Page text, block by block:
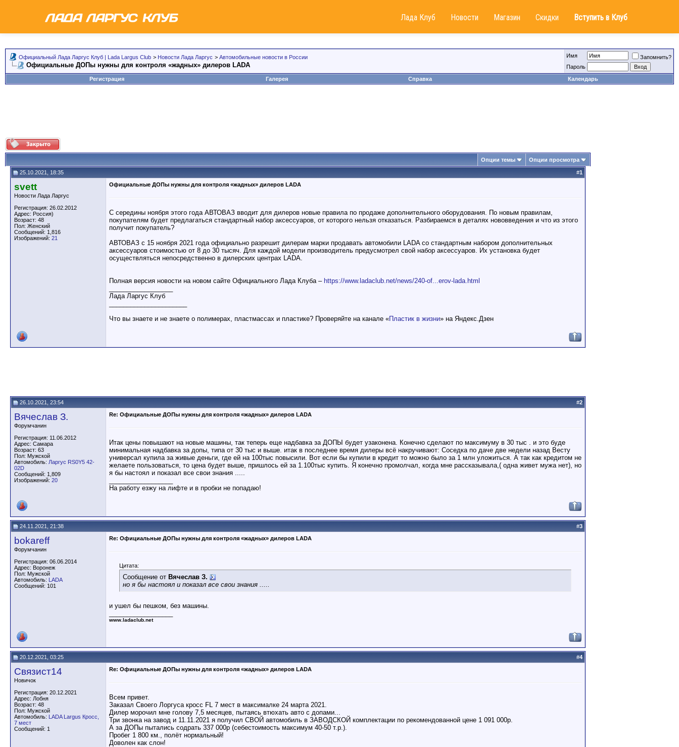
Лада Клуб Новости Магазин Скидки Вступить в Клуб
Официальный Лада Ларгус Клуб | Lada Largus Club > Новости Лада Ларгус > Автомобильные новости в России
Официальные ДОПы нужны для контроля «жадных» дилеров LADA
Имя
Запомнить?
Пароль
Регистрация
Галерея Справка Календарь
Опции темы Опции просмотра
25.10.2021, 18:35 #1
svett
Новости Лада Ларгус
Регистрация: 26.02.2012
Адрес: Россия)
Возраст: 48
Пол: Женский
Сообщений: 1,816
Изображений: 21
Официальные ДОПы нужны для контроля «жадных» дилеров LADA
С середины ноября этого года АВТОВАЗ вводит для дилеров новые правила по продаже дополнительного оборудования. По новым правилам,
покупателям будет предлагаться стандартный набор аксессуаров, от которого нельзя отказаться. Разбираемся в деталях нововведения и что из этого
получит покупатель?
АВТОВАЗ с 15 ноября 2021 года официально разрешит дилерам марки продавать автомобили LADA со стандартным набором дополнительных
аксессуаров стоимостью от 8 до 30 тысяч. Для каждой модели производитель предусмотрел свой набор аксессуаров. Их установка будет
осуществляться непосредственно в дилерских центрах LADA.
Полная версия новости на новом сайте Официального Лада Клуба – https://www.ladaclub.net/news/240-of...erov-lada.html
Лада Ларгус Клуб
Что вы знаете и не знаете о полимерах, пластмассах и пластике? Проверяйте на канале «Пластик в жизни» на Яндекс.Дзен
26.10.2021, 23:54 #2
Вячеслав З.
Форумчанин
Регистрация: 11.06.2012
Адрес: Самара
Возраст: 63
Пол: Мужской
Автомобиль: Ларгус RS0Y5 42-
02D
Сообщений: 1,809
Изображений: 20
Re: Официальные ДОПы нужны для контроля «жадных» дилеров LADA
Итак цены повышают на новые машины, так теперь еще надбавка за ДОПЫ будет узаконена. Конечно сделают по максимуму в 30 тыс . и это буде
минимальная надбавка за допы, типа от 30 тыс и выше. итак в последнее время дилеры всё накручивают: Соседка по даче две недели назад Весту
универсал купила за живые деньги, где ей на 100тыс повысили. Вот если бы купили в кредит то можно было за 1 млн уложиться. А так как кредитом не
желаете пользоваться, то цена будет выше, пришлось ей за 1.100тыс купить. Я конечно промолчал, когда мне рассказывала,( одна живет мужа нет), но
я бы настоял и показал все свои знания .....
На работу езжу на лифте и в пробки не попадаю!
24.11.2021, 21:38 #3
bokareff
Форумчанин
Регистрация: 06.06.2014
Адрес: Воронеж
Пол: Мужской
Автомобиль: LADA
Сообщений: 101
Re: Официальные ДОПы нужны для контроля «жадных» дилеров LADA
Цитата:
Сообщение от Вячеслав З.
но я бы настоял и показал все свои знания .....
и ушел бы пешком, без машины.
www.ladaclub.net
20.12.2021, 03:25 #4
Связист14
Новичок
Регистрация: 20.12.2021
Адрес: Лобня
Возраст: 48
Пол: Мужской
Автомобиль: LADA Largus Кросс,
7 мест
Сообщений: 1
Re: Официальные ДОПы нужны для контроля «жадных» дилеров LADA
Всем привет.
Заказал Своего Лоргуса кросс FL 7 мест в максималке 24 марта 2021.
Дилер морочил мне голову 7,5 месяцев, пытаясь втюхать авто с допами...
Три звонка на завод и 11.11.2021 я получил СВОЙ автомобиль в ЗАВОДСКОЙ комплектации по рекомендованной цене 1 091 000р.
А за ДОПы пытались содрать 337 000р (себестоимость максимум 40-50 т.р.).
Пробег 1 800 км., полёт нормальный!
Доволен как слон!